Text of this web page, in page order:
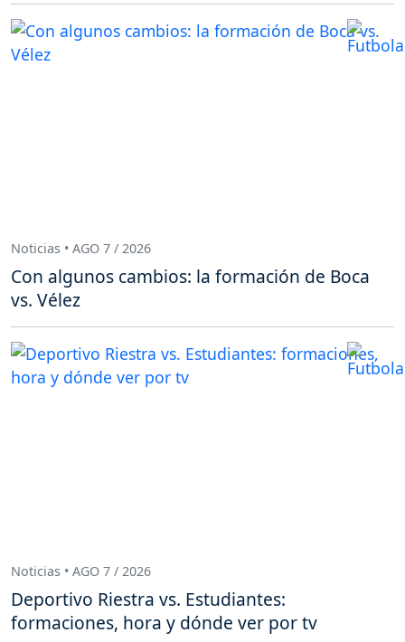
Noticias • AGO 7 / 2026
Con algunos cambios: la formación de Boca
vs. Vélez
Noticias • AGO 7 / 2026
Deportivo Riestra vs. Estudiantes:
formaciones, hora y dónde ver por tv